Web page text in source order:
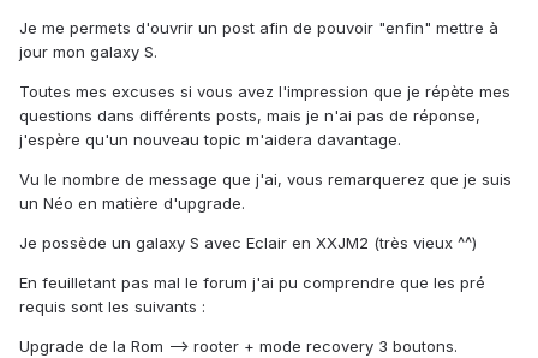
Je me permets d'ouvrir un post afin de pouvoir "enfin" mettre à
jour mon galaxy S.
Toutes mes excuses si vous avez l'impression que je répète mes
questions dans différents posts, mais je n'ai pas de réponse,
j'espère qu'un nouveau topic m'aidera davantage.
Vu le nombre de message que j'ai, vous remarquerez que je suis
un Néo en matière d'upgrade.
Je possède un galaxy S avec Eclair en XXJM2 (très vieux ^^)
En feuilletant pas mal le forum j'ai pu comprendre que les pré
requis sont les suivants :
Upgrade de la Rom --> rooter + mode recovery 3 boutons.